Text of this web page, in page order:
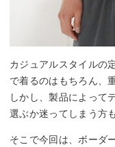
カジュアルスタイルの
で着るのはもちろん、
しかし、製品によって
選ぶか迷ってしまう方
そこで今回は、ボーダ